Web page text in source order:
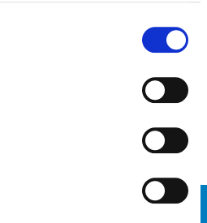
Logo oben links, um zur